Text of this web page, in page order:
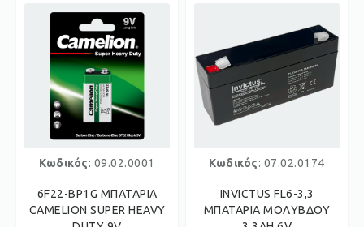
Κωδικός: 09.02.0001
6F22-BP1G ΜΠΑΤΑΡΙΑ
CAMELION SUPER HEAVY
Κωδικός: 07.02.0174
INVICTUS FL6-3,3
ΜΠΑΤΑΡΙΑ ΜΟΛΥΒΔΟΥ